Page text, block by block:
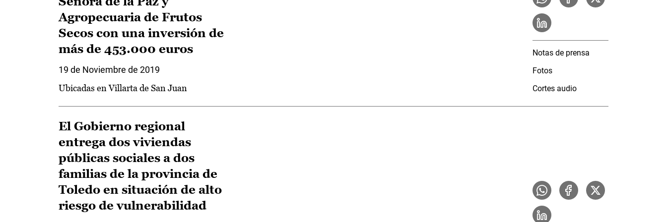
Agropecuaria de Frutos
Secos con una inversión de
más de 453.000 euros
19 de Noviembre de 2019
Ubicadas en Villarta de San Juan
Notas de prensa
Fotos
Cortes audio
El Gobierno regional
entrega dos viviendas
públicas sociales a dos
familias de la provincia de
Toledo en situación de alto
riesgo de vulnerabilidad